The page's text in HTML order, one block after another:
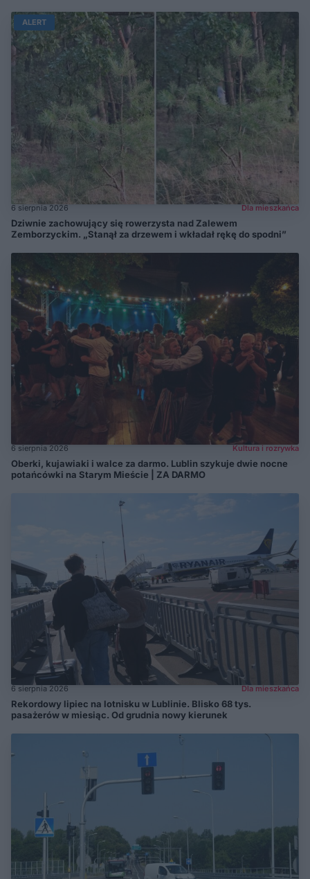
ALERT
6 sierpnia 2026 Dla mieszkańca
Dziwnie zachowujący się rowerzysta nad Zalewem
Zemborzyckim. „Stanął za drzewem i wkładał rękę do spodni”
6 sierpnia 2026 Kultura i rozrywka
Oberki, kujawiaki i walce za darmo. Lublin szykuje dwie nocne
potańcówki na Starym Mieście | ZA DARMO
6 sierpnia 2026 Dla mieszkańca
Rekordowy lipiec na lotnisku w Lublinie. Blisko 68 tys.
pasażerów w miesiąc. Od grudnia nowy kierunek